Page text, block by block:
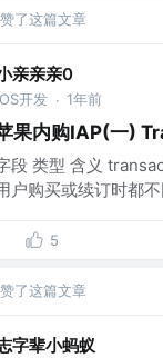
赞了这篇文章
亲亲亲0
开发 · 1年前
果内购IAP(一)
段 类型 含义
户购买或续订时都
5
赞了这篇文章
字辈小蚂蚁